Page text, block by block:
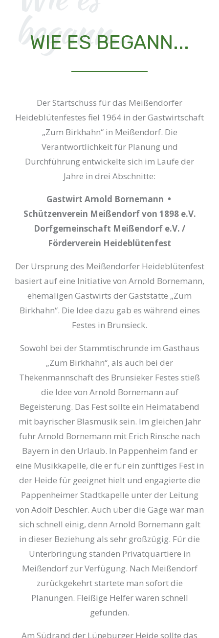
begann...
WIE ES BEGANN...
Der Startschuss für das Meißendorfer
Heideblütenfestes fiel 1964 in der Gastwirtschaft
„Zum Birkhahn“ in Meißendorf. Die
Verantwortlichkeit für Planung und
Durchführung entwickelte sich im Laufe der
Jahre in drei Abschnitte:
Gastwirt Arnold Bornemann •
Schützenverein Meißendorf von 1898 e.V.
Dorfgemeinschaft Meißendorf e.V. /
Förderverein Heideblütenfest
Der Ursprung des Meißendorfer Heideblütenfest
basiert auf eine Initiative von Arnold Bornemann,
ehemaligen Gastwirts der Gaststätte „Zum
Birkhahn“. Die Idee dazu gab es während eines
Festes in Brunsieck.
Sowohl bei der Stammtischrunde im Gasthaus
„Zum Birkhahn“, als auch bei der
Thekenmannschaft des Brunsieker Festes stieß
die Idee von Arnold Bornemann auf
Begeisterung. Das Fest sollte ein Heimatabend
mit bayrischer Blasmusik sein. Im gleichen Jahr
fuhr Arnold Bornemann mit Erich Rinsche nach
Bayern in den Urlaub. In Pappenheim fand er
eine Musikkapelle, die er für ein zünftiges Fest in
der Heide für geeignet hielt und engagierte die
Pappenheimer Stadtkapelle unter der Leitung
von Adolf Deschler. Auch über die Gage war man
sich schnell einig, denn Arnold Bornemann galt
in dieser Beziehung als sehr großzügig. Für die
Unterbringung standen Privatquartiere in
Meißendorf zur Verfügung. Nach Meißendorf
zurückgekehrt startete man sofort die
Planungen. Fleißige Helfer waren schnell
gefunden.
Am Südrand der Lüneburger Heide sollte das